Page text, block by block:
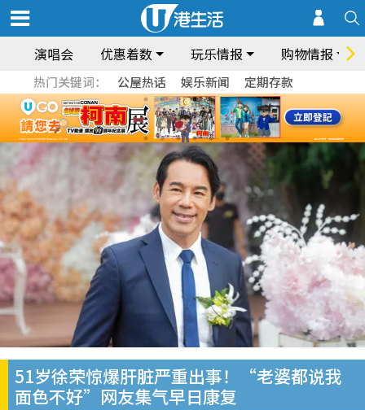
演唱会 优惠着数 玩乐情报 购物情报
热门关键词： 公屋热话 娱乐新闻 定期存款
51岁徐荣惊爆肝脏严重出事！“老婆都说我
面色不好”网友集气早日康复